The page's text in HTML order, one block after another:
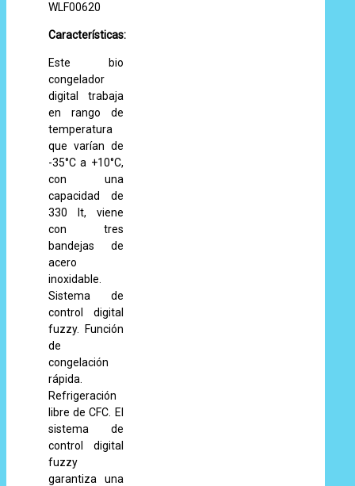
WLF00620
Características:
Este bio
congelador
digital trabaja
en rango de
temperatura
que varían de
-35°C a +10°C,
con una
capacidad de
330 lt, viene
con tres
bandejas de
acero
inoxidable.
Sistema de
control digital
fuzzy. Función
de
congelación
rápida.
Refrigeración
libre de CFC. El
sistema de
control digital
fuzzy
garantiza una